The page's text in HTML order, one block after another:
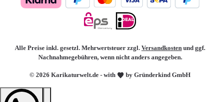
© 2026 Karikaturwelt.de - with by Gründerkind GmbH
Alle Preise inkl. gesetzl. Mehrwertsteuer zzgl. Versandkosten und ggf.
Nachnahmegebühren, wenn nicht anders angegeben.